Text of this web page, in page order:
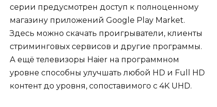
серии предусмотрен доступ к полноценному
магазину приложений Google Play Market.
Здесь можно скачать проигрыватели, клиенты
стриминговых сервисов и другие программы.
А ещё телевизоры Haier на программном
уровне способны улучшать любой HD и Full HD
контент до уровня, сопоставимого с 4K UHD.